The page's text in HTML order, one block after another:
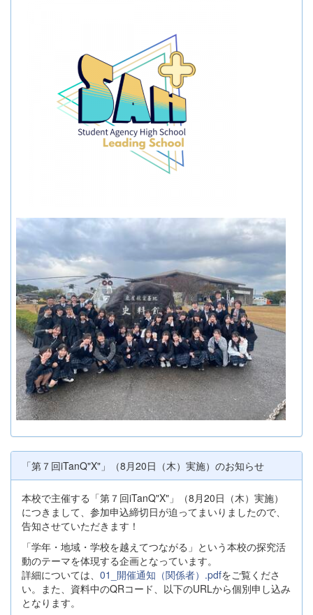
「第７回iTanQ"X"」（8月20日（木）実施）のお知らせ
本校で主催する「第７回iTanQ"X"」（8月20日（木）実施）
につきまして、参加申込締切日が迫ってまいりましたので、
告知させていただきます！
「学年・地域・学校を越えてつながる」という本校の探究活
動のテーマを体現する企画となっています。
詳細については、 01_開催通知（関係者）.pdfをご覧くださ
い。また、資料中のQRコード、以下のURLから個別申し込み
となります。